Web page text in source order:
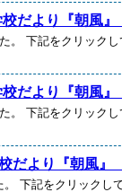
だより『朝風
。 下記をクリック
だより『朝風
。 下記をクリック
だより『朝風
下記をクリック